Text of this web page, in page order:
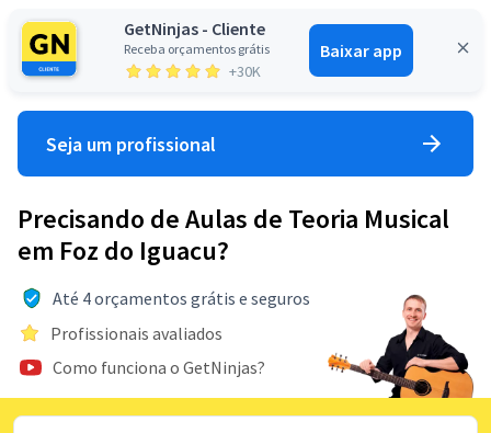
GetNinjas - Cliente
Receba orçamentos grátis
+30K
Baixar app
Entrar
Seja um profissional
Precisando de Aulas de Teoria Musical
em Foz do Iguacu?
Até 4 orçamentos grátis e seguros
Profissionais avaliados
Como funciona o GetNinjas?